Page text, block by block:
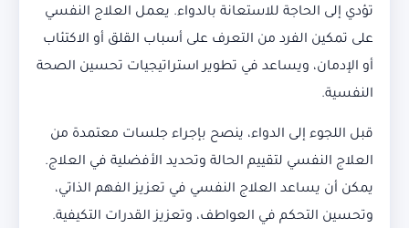
تؤدي إلى الحاجة للاستعانة بالدواء. يعمل العلاج النفسي
على تمكين الفرد من التعرف على أسباب القلق أو الاكتئاب
أو الإدمان، ويساعد في تطوير استراتيجيات تحسين الصحة
النفسية.
قبل اللجوء إلى الدواء، ينصح بإجراء جلسات معتمدة من
العلاج النفسي لتقييم الحالة وتحديد الأفضلية في العلاج.
يمكن أن يساعد العلاج النفسي في تعزيز الفهم الذاتي،
وتحسين التحكم في العواطف، وتعزيز القدرات التكيفية.